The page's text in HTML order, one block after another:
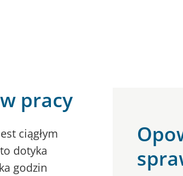
pracy
ciągłym
dotyka
godzin